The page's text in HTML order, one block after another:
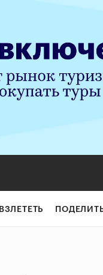
ВЗЛЕТЕТЬ